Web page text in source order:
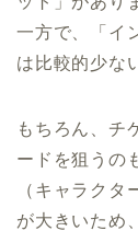
一方で、「イ
は比較的少な
もちろん、チ
ードを狙うの
（キャラク
が大きいため